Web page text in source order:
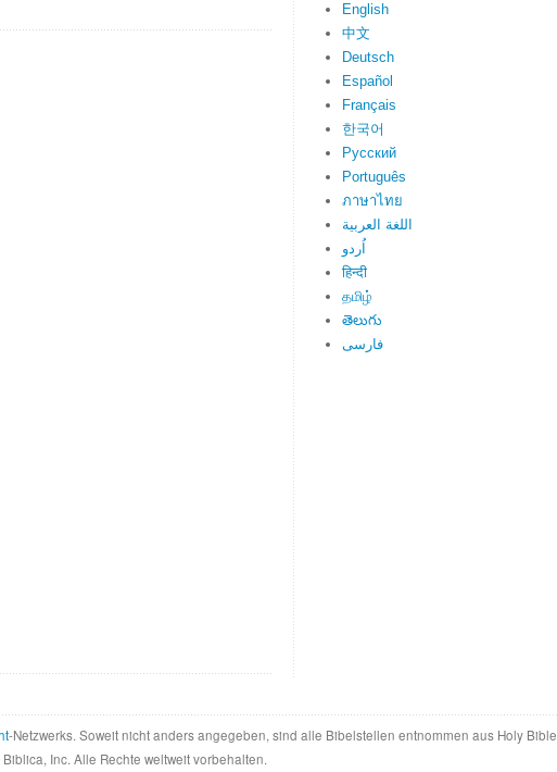
English
中文
Deutsch
Español
Français
한국어
Русский
Português
ภาษาไทย
اللغة العربية
اُردو
हिन्दी
தமிழ்
తెలుగు
فارسی
-Netzwerks. Soweit nicht anders angegeben, sind alle Bibelstellen entnommen aus Holy
Inc. Alle Rechte weltweit vorbehalten.